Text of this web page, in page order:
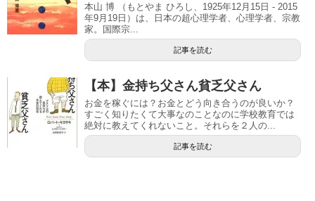
本山 博 （もとやま ひろし、1925年12月15日 - 2015
年9月19日）は、日本の超心理学者、心理学者、宗教
家。国際宗...
記事を読む
【本】金持ち父さん貧乏父さん
お金を稼ぐには？お金とどう向き合うのが良いか？
すごく知りたくて大事なのことなのに学校教育では
絶対に教えてくれないこと。それらを２人の...
記事を読む